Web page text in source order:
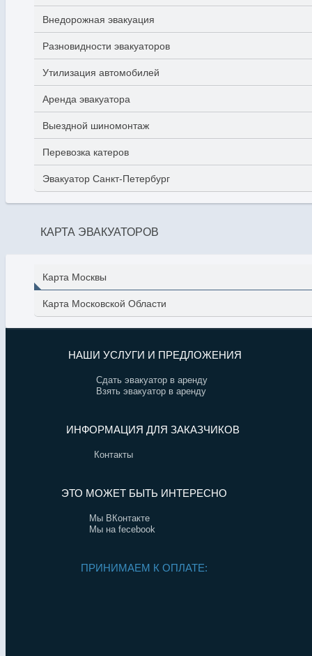
Внедорожная эвакуация
Разновидности эвакуаторов
Утилизация автомобилей
Аренда эвакуатора
Выездной шиномонтаж
Перевозка катеров
Эвакуатор Санкт-Петербург
КАРТА ЭВАКУАТОРОВ
Карта Москвы
Карта Московской Области
НАШИ УСЛУГИ И ПРЕДЛОЖЕНИЯ
Сдать эвакуатор в аренду
Взять эвакуатор в аренду
ИНФОРМАЦИЯ ДЛЯ ЗАКАЗЧИКОВ
Контакты
ЭТО МОЖЕТ БЫТЬ ИНТЕРЕСНО
Мы ВКонтакте
Мы на fecebook
ПРИНИМАЕМ К ОПЛАТЕ: